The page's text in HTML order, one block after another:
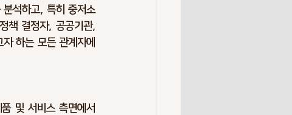
석하고, 특히 중저소
책 결정자, 공공기관,
하는 모든 관계자에
및 서비스 측면에서